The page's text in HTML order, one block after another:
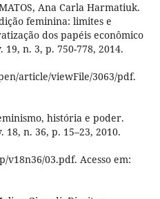
Ana Carla Harmatiuk.
feminina: limites e
dos papéis econômico
n. 3, p. 750-778, 2014.
article/viewFile/3063/pdf.
história e poder.
18, n. 36, p. 15–23, 2010.
03.pdf. Acesso em: